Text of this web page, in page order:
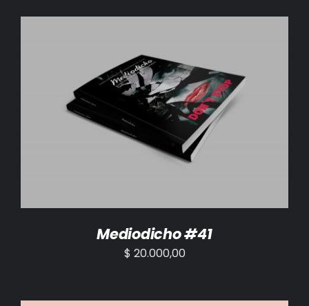
AÑADIR AL CARRITO / DETALLES
Mediodicho #41
$ 20.000,00